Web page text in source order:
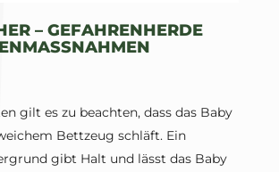
– GEFAHRENHERDE
gilt es zu beachten, dass das Baby
Bettzeug schläft. Ein
gibt Halt und lässt das Baby